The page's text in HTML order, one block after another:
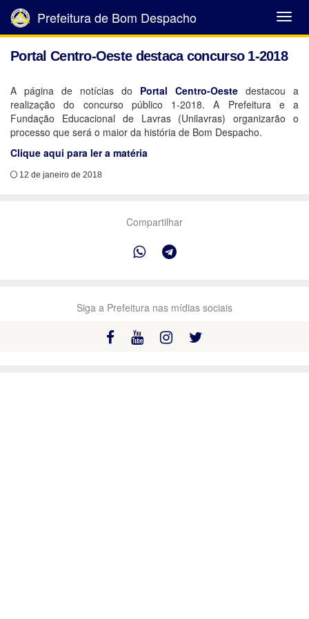
Abrir
Menu
Prefeitura de Bom Despacho
Portal Centro-Oeste destaca concurso 1-2018
A página de notícias do Portal Centro-Oeste destacou a
realização do concurso público 1-2018. A Prefeitura e a
Fundação Educacional de Lavras (Unilavras) organizarão o
processo que será o maior da história de Bom Despacho.
Clique aqui para ler a matéria
12 de janeiro de 2018
Compartilhar
Siga a Prefeitura nas mídias sociais